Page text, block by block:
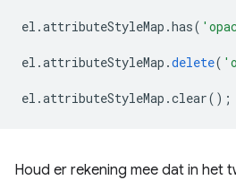
el .attributeStyleMap .has(
el .attributeStyleMap .delete(
el .attributeStyleMap .clear();
Houd er rekening mee dat in het